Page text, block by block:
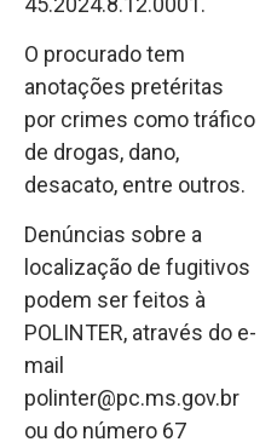
O procurado tem
anotações pretéritas
por crimes como tráfico
de drogas, dano,
desacato, entre outros.
Denúncias sobre a
localização de fugitivos
podem ser feitos à
POLINTER, através do e-
mail
polinter@pc.ms.gov.br
ou do número 67